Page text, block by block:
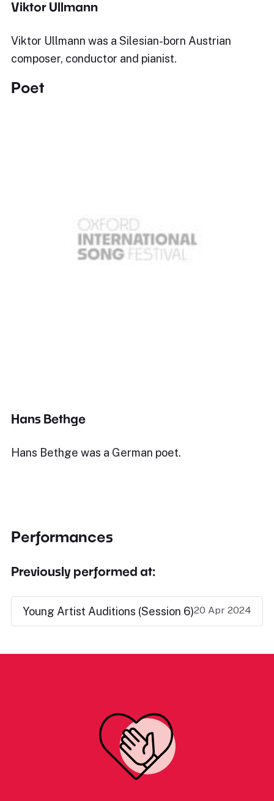
Viktor Ullmann
Viktor Ullmann was a Silesian-born Austrian
composer, conductor and pianist.
Poet
Hans Bethge
Hans Bethge was a German poet.
Performances
Previously performed at:
Young Artist Auditions (Session 6)20 Apr 2024